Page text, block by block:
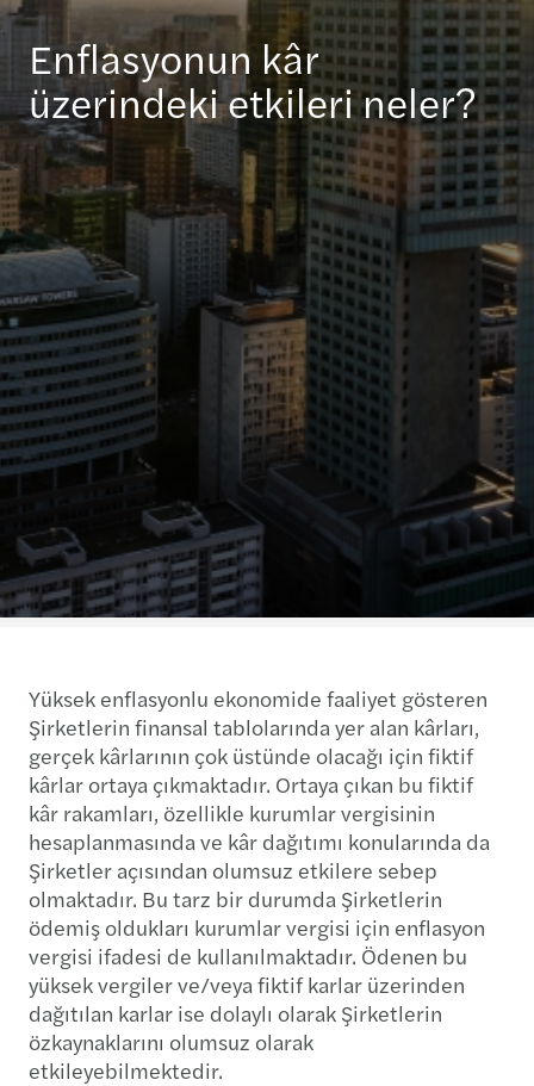
Enflasyonun kâr
üzerindeki etkileri neler?
Yüksek enflasyonlu ekonomide faaliyet gösteren
Şirketlerin finansal tablolarında yer alan kârları,
gerçek kârlarının çok üstünde olacağı için fiktif
kârlar ortaya çıkmaktadır. Ortaya çıkan bu fiktif
kâr rakamları, özellikle kurumlar vergisinin
hesaplanmasında ve kâr dağıtımı konularında da
Şirketler açısından olumsuz etkilere sebep
olmaktadır. Bu tarz bir durumda Şirketlerin
ödemiş oldukları kurumlar vergisi için enflasyon
vergisi ifadesi de kullanılmaktadır. Ödenen bu
yüksek vergiler ve/veya fiktif karlar üzerinden
dağıtılan karlar ise dolaylı olarak Şirketlerin
özkaynaklarını olumsuz olarak
etkileyebilmektedir.